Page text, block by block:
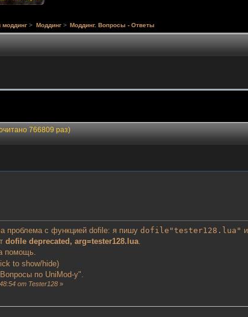
моддинг > Моддинг> Моддинг. Вопросы - Ответы
766809 раз)
проблема с функцией dofile: я пишуdofile"tester128.lua"
dofile deprecated, arg=tester128.lua
помощь.
to show/hide)
по UniMod-у".
от Tester128 »